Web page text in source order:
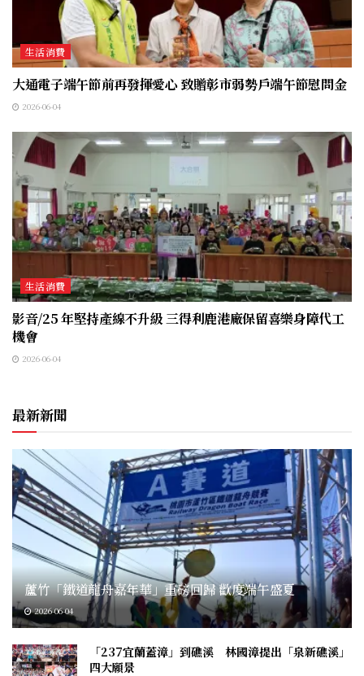
生活消費
大通電子端午節前再發揮愛心 致贈彰市弱勢戶端午節慰問金
2026-06-04
生活消費
影音/25 年堅持產線不升級 三得利鹿港廠保留喜樂身障代工
機會
2026-06-04
最新新聞
蘆竹「鐵道龍舟嘉年華」重磅回歸 歡度端午盛夏
2026-06-04
「237宜蘭蓋漳」到礁溪 林國漳提出「泉新礁溪」
四大願景